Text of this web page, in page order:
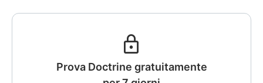
Prova Doctrine gratuitamente